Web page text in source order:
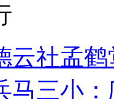
云社孟
马三小